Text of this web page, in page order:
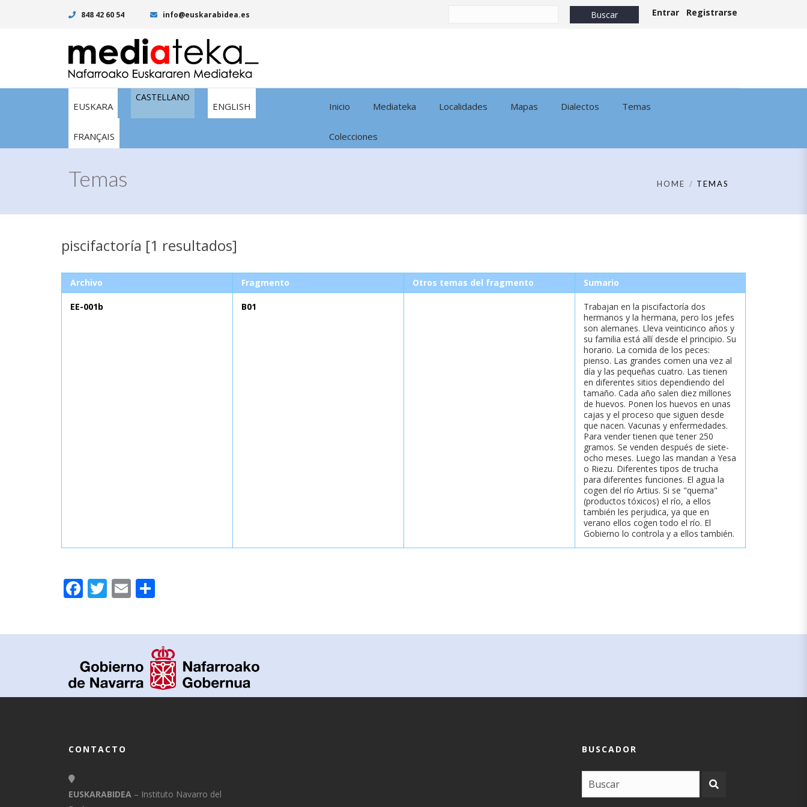
848 42 60 54 info@euskarabidea.es Entrar Registrarse
EUSKARA
CASTELLANO
ENGLISH
FRANÇAIS
Inicio Mediateka Localidades Mapas Dialectos Temas
Colecciones
Temas HOME TEMAS
piscifactoría [1 resultados]
Archivo Fragmento Otros temas del fragmento Sumario
EE-001b B01
Trabajan en la piscifactoría dos
hermanos y la hermana, pero los jefes
son alemanes. Lleva veinticinco años y
su familia está allí desde el principio. Su
horario. La comida de los peces:
pienso. Las grandes comen una vez al
día y las pequeñas cuatro. Las tienen
en diferentes sitios dependiendo del
tamaño. Cada año salen diez millones
de huevos. Ponen los huevos en unas
cajas y el proceso que siguen desde
que nacen. Vacunas y enfermedades.
Para vender tienen que tener 250
gramos. Se venden después de siete-
ocho meses. Luego las mandan a Yesa
o Riezu. Diferentes tipos de trucha
para diferentes funciones. El agua la
cogen del río Artius. Si se "quema"
(productos tóxicos) el río, a ellos
también les perjudica, ya que en
verano ellos cogen todo el río. El
Gobierno lo controla y a ellos también.
Facebook
Twitter
Email
CONTACTO
EUSKARABIDEA – Instituto Navarro del
BUSCADOR